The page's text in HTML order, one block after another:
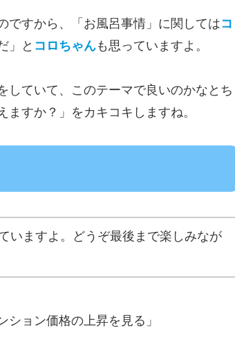
ですから、「お風呂事情」に関してはコ
」と コロちゃんも思っていますよ。
していて、このテーマで良いのかなとち
すか？」をカキコキしますね。
いますよ。どうぞ最後まで楽しみなが
ョン価格の上昇を見る」